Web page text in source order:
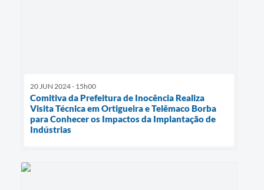
20 JUN 2024 - 15h00
Comitiva da Prefeitura de Inocência Realiza
Visita Técnica em Ortigueira e Telêmaco Borba
para Conhecer os Impactos da Implantação de
Indústrias